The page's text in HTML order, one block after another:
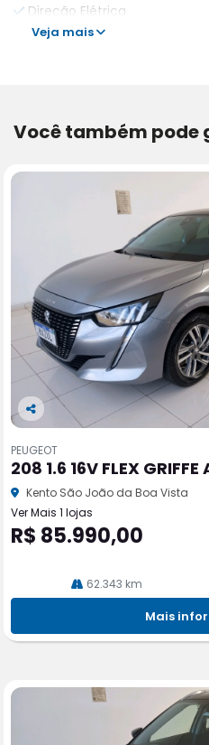
Direção Elétrica
Veja mais
Você também pode
Co
pa
rtil
he
PEUGEOT
208 1.6 16V FLEX GRIFFE
Kento São João da Boa Vista
Ver Mais 1 lojas
R$ 85.990,00
62.343 km
Mais